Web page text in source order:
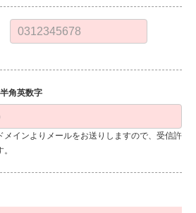
角英数字
インよりメールをお送りしますので、受信許